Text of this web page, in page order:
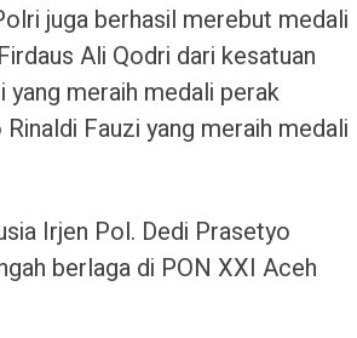
juga berhasil merebut medali
Ali Qodri dari kesatuan
meraih medali perak
Fauzi yang meraih medali
Irjen Pol. Dedi Prasetyo
berlaga di PON XXI Aceh